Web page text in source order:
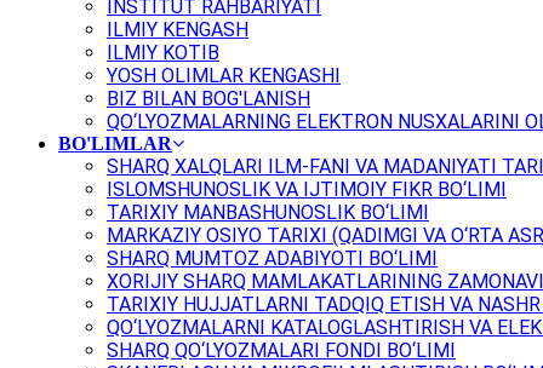
INSTITUT RAHBARIYATI
ILMIY KENGASH
ILMIY KOTIB
YOSH OLIMLAR KENGASHI
BIZ BILAN BOG'LANISH
QO‘LYOZMALARNING ELEKTRON NUSXALARINI
BO'LIMLAR
SHARQ XALQLARI ILM-FANI VA MADANIYATI
ISLOMSHUNOSLIK VA IJTIMOIY FIKR BO‘LIMI
TARIXIY MANBASHUNOSLIK BO‘LIMI
MARKAZIY OSIYO TARIXI (QADIMGI VA O‘RTA
SHARQ MUMTOZ ADABIYOTI BO‘LIMI
XORIJIY SHARQ MAMLAKATLARINING
TARIXIY HUJJATLARNI TADQIQ ETISH VA
QO‘LYOZMALARNI KATALOGLASHTIRISH VA
SHARQ QO‘LYOZMALARI FONDI BO‘LIMI